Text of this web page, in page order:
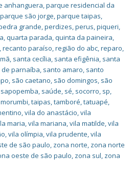
anhanguera,parque residencial da
parque são jorge,parque taipas,
grande,perdizes,perus,piqueri,
,quarta parada,quinta da paineira,
,recanto paraíso,região do abc,reparo,
, santa cecília, santa efigênia, santa
parnaíba, santo amaro, santo
, são caetano, são domingos, são
sapopemba, saúde, sé, socorro, sp,
,taipas,tamboré,tatuapé,
,vila do anastácio,vila
maria,vila mariana,vila matilde,vila
,vila olímpia,vila prudente,vila
de são paulo, zona norte, zona norte
oeste de são paulo, zona sul, zona